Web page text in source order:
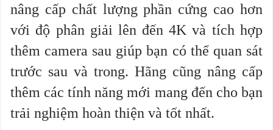
nâng cấp chất lượng phần cứng cao hơn
với độ phân giải lên đến 4K và tích hợp
thêm camera sau giúp bạn có thể quan sát
trước sau và trong. Hãng cũng nâng cấp
thêm các tính năng mới mang đến cho bạn
trải nghiệm hoàn thiện và tốt nhất.